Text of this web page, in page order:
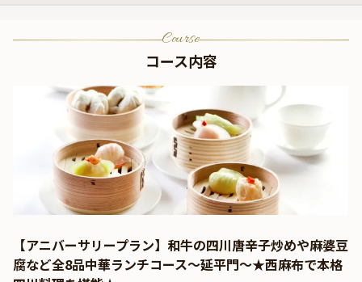
Course
コース内容
【アニバーサリープラン】和牛の四川唐辛子炒めや麻婆豆
腐など全8品中華ランチコース～延平門～★西麻布で本格